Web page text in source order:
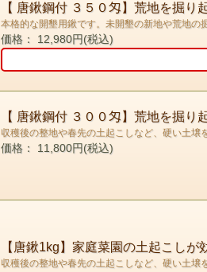
【 唐鍬鋼付 ３５０匁】荒地を掘
本格的な開墾用鍬です。未開墾の新地や荒地の
価格： 12,980円(税込)
【 唐鍬鋼付 ３００匁】荒地を掘
収穫後の整地や春先の土起こしなど、硬い土壌
価格： 11,800円(税込)
【唐鍬1kg】家庭菜園の土起こしが
収穫後の整地や春先の土起こしなど、硬い土壌